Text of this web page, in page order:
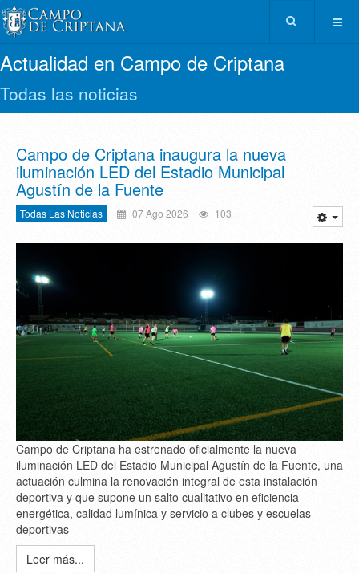
Actualidad en Campo de Criptana
Todas las noticias
Campo de Criptana inaugura la nueva
iluminación LED del Estadio Municipal
Agustín de la Fuente
Todas Las Noticias 07 Ago 2026 103
Campo de Criptana ha estrenado oficialmente la nueva
iluminación LED del Estadio Municipal Agustín de la Fuente, una
actuación culmina la renovación integral de esta instalación
deportiva y que supone un salto cualitativo en eficiencia
energética, calidad lumínica y servicio a clubes y escuelas
deportivas
Leer más...